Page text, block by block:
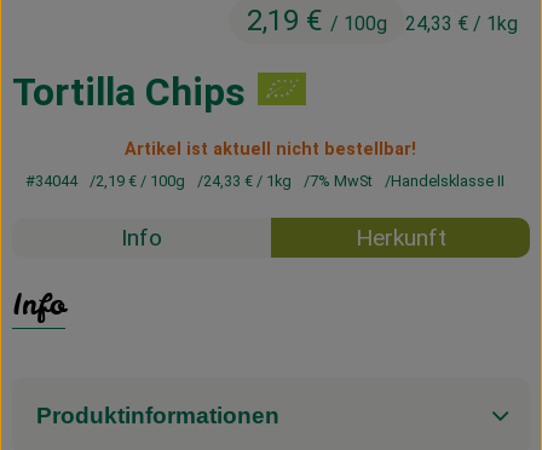
Vorratskammer
Haus, Garten & Co.
Lieferservice
Blog
Tortilla Chips
2,19 € / 100g 24,33 € / 1kg
Artikel ist aktuell nicht bestellbar!
#34044 2,19 € / 100g 24,33 € / 1kg 7% MwSt Handelsklasse II
Info Herkunft
Info
Produktinformationen